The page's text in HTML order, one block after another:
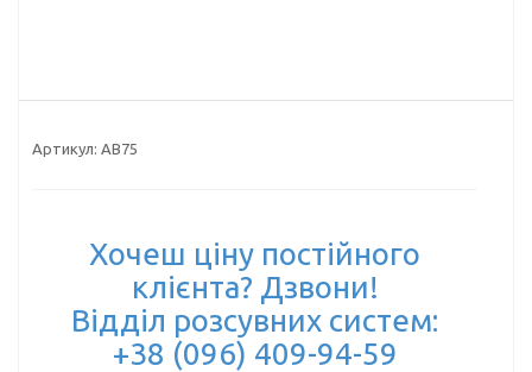
Артикул: AB75
Хочеш ціну постійного
клієнта? Дзвони!
Відділ розсувних систем:
+38 (096) 409-94-59